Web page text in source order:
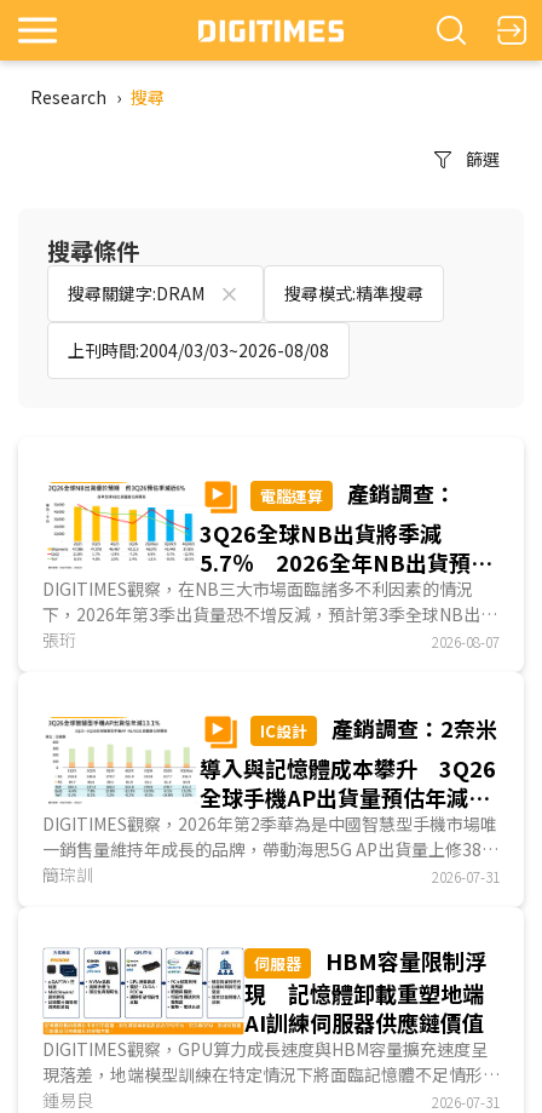
Research › 搜尋
篩選
搜尋條件
搜尋關鍵字:DRAM 搜尋模式:精準搜尋
上刊時間:2004/03/03~2026-08/08
電腦運算
產銷調查：
3Q26全球NB出貨將季減
5.7％ 2026全年NB出貨預估
年減7％
DIGITIMES觀察，在NB三大市場面臨諸多不利因素的情況
下，2026年第3季出貨量恐不增反減，預計第3季全球NB出貨
將季減5.7%，與以往第3季為全年出貨高峰明顯不同。2026
銷幅度不足往年恐抑制消費。預計2026全年NB全球出貨量
1.7億台，較2025年減少約7%。...
張珩 2026-08-07
IC設計
產銷調查：2奈米
導入與記憶體成本攀升 3Q26
全球手機AP出貨量預估年減
13%
DIGITIMES觀察，2026年第2季華為是中國智慧型手機市場唯
一銷售量維持年成長的品牌，帶動海思5G AP出貨量上修380
萬顆。展望第3季，品牌業者提前為第4季旺季備貨，將帶動
本同步攀升，促使手機品牌調漲整機售價，終端需求因此持續
承壓下，AP出貨量估較2025年同期衰退13.0%。...
簡琮訓 2026-07-31
伺服器
HBM容量限制浮
現 記憶體卸載重塑地端
AI訓練伺服器供應鏈價值
DIGITIMES觀察，GPU算力成長速度與HBM容量擴充速度呈
現落差，地端模型訓練在特定情況下將面臨記憶體不足情形。
透過軟體資源池化或卸載記憶體等方法，可在不大幅增...
鍾易良 2026-07-31